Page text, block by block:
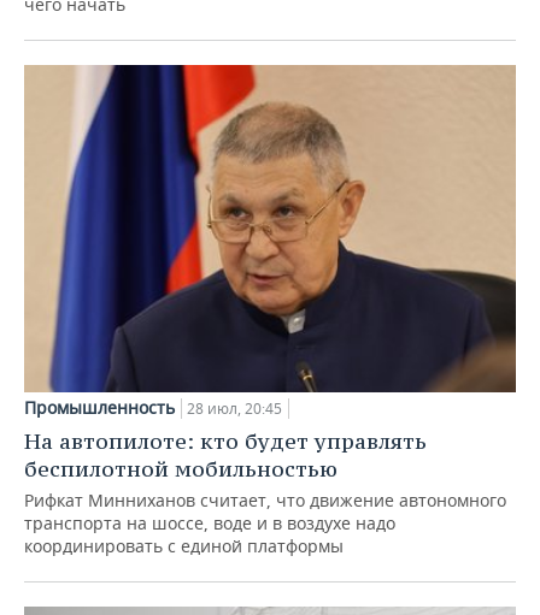
Промышленность 28 июл, 20:45
На автопилоте: кто будет управлять
беспилотной мобильностью
Рифкат Минниханов считает, что движение автономного
транспорта на шоссе, воде и в воздухе надо
координировать с единой платформы